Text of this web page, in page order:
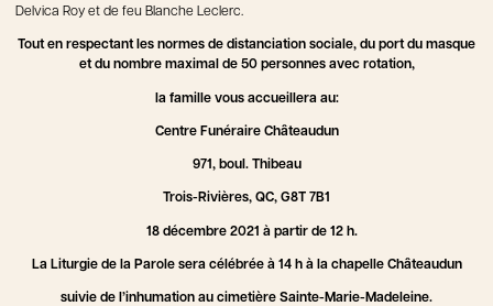
Delvica Roy et de feu Blanche Leclerc.
Tout en respectant les normes de distanciation sociale, du port du masque
et du nombre maximal de 50 personnes avec rotation,
la famille vous accueillera au:
Centre Funéraire Châteaudun
971, boul. Thibeau
Trois-Rivières, QC, G8T 7B1
18 décembre 2021 à partir de 12 h.
La Liturgie de la Parole sera célébrée à 14 hà la chapelle Châteaudun
suivie de l’inhumation au cimetière Sainte-Marie-Madeleine.